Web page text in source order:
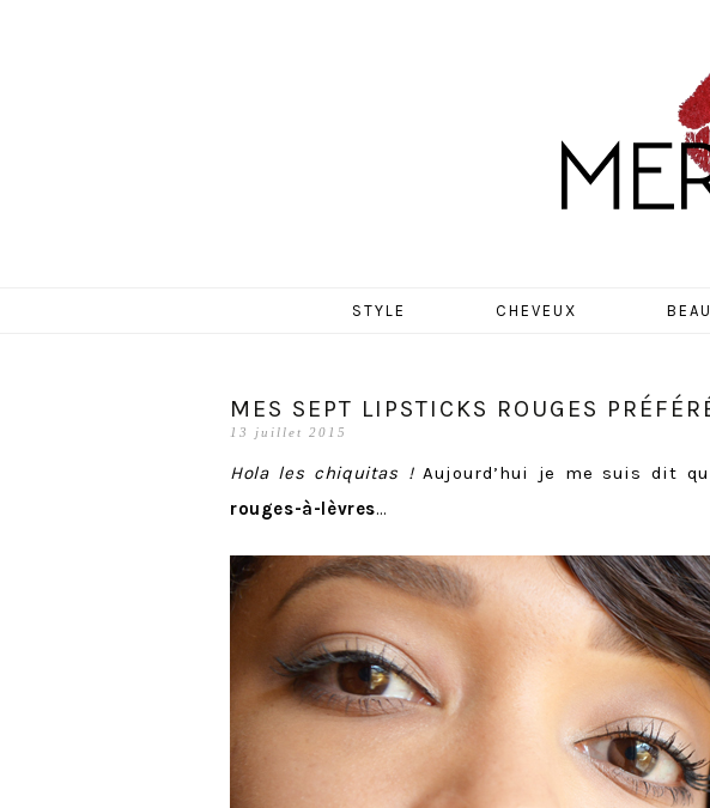
STYLE CHEVEUX
MES SEPT LIPSTICKS ROUGES
13 juillet 2015
Hola les chiquitas !Aujourd’hui je me suis dit
rouges-à-lèvres…